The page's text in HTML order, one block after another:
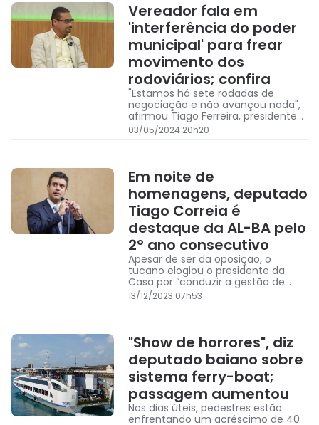
Vereador fala em
'interferência do poder
municipal' para frear
movimento dos
rodoviários; confira
"Estamos há sete rodadas de
negociação e não avançou nada",
afirmou Tiago Ferreira, presidente
da Comissão de Transporte da
Câmara Municipal de Salvador
03/05/2024 20h20
Em noite de
homenagens, deputado
Tiago Correia é
destaque da AL-BA pelo
2º ano consecutivo
Apesar de ser da oposição, o
tucano elogiou o presidente da
Casa por “conduzir a gestão de
forma participativa”.
13/12/2023 07h53
"Show de horrores", diz
deputado baiano sobre
sistema ferry-boat;
passagem aumentou
Nos dias úteis, pedestres estão
enfrentando um acréscimo de 40